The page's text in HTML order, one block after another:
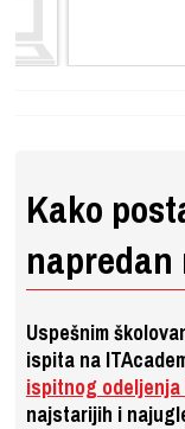
Kako
Uspešnim
ispita na
ispitnog
najstarijih i